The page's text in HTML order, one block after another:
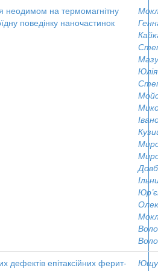
неодимом на термомагнітну
поведінку наночастинок
Юлія
дефектів епітаксійних ферит-